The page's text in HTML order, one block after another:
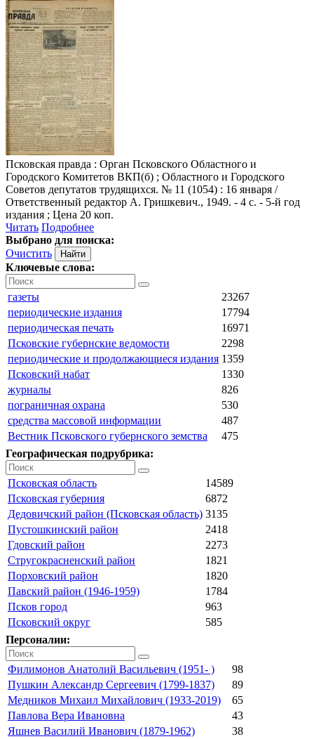
Псковская правда : Орган Псковского Областного и
Городского Комитетов ВКП(б) ; Областного и Городского
Советов депутатов трудящихся. № 11 (1054) : 16 января /
Ответственный редактор А. Гришкевич., 1949. - 4 с. - 5-й год
издания ; Цена 20 коп.
Читать Подробнее
Выбрано для поиска:
Очистить
Ключевые слова:
газеты
23267
периодические издания
17794
периодическая печать
16971
Псковские губернские ведомости
2298
периодические и продолжающиеся издания 1359
Псковский набат
1330
журналы
826
пограничная охрана
530
средства массовой информации
487
Вестник Псковского губернского земства
475
Географическая подрубрика:
Псковская область
14589
Псковская губерния
6872
Дедовичский район (Псковская область) 3135
Пустошкинский район
2418
Гдовский район
2273
Стругокрасненский район
1821
Порховский район
1820
Павский район (1946-1959)
1784
Псков город
963
Псковский округ
585
Персоналии:
Филимонов Анатолий Васильевич (1951- )
98
Пушкин Александр Сергеевич (1799-1837)
89
Медников Михаил Михайлович (1933-2019)
65
Павлова Вера Ивановна
43
Яшнев Василий Иванович (1879-1962)
38